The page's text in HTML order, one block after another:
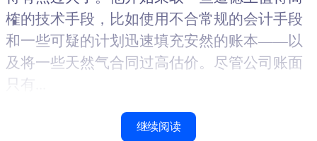
榷的技术手段，比如使用不合常规的会计手段
和一些可疑的计划迅速填充安然的账本——以
及将一些天然气合同过高估价。尽管公司账面
只有...
继续阅读